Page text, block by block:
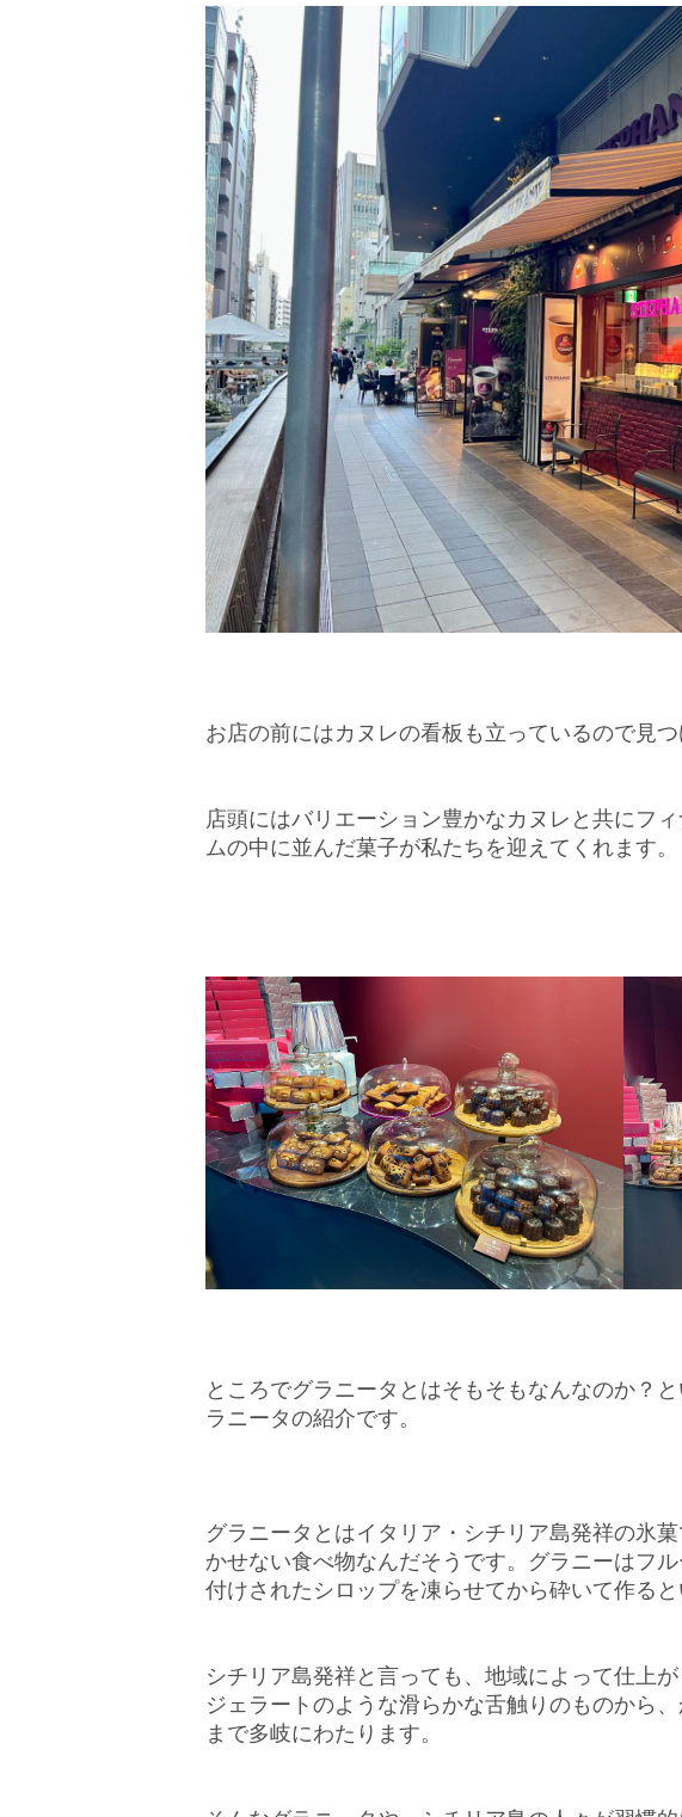
お店の前にはカヌレの看板も立っているので見
店頭にはバリエーション豊かなカヌレと共にフ
ムの中に並んだ菓子が私たちを迎えてくれます。
ところでグラニータとはそもそもなんなのか？
ラニータの紹介です。
グラニータとはイタリア・シチリア島発祥の氷
かせない食べ物なんだそうです。グラニーはフ
付けされたシロップを凍らせてから砕いて作ると
シチリア島発祥と言っても、地域によって仕上
ジェラートのような滑らかな舌触りのものから
まで多岐にわたります。